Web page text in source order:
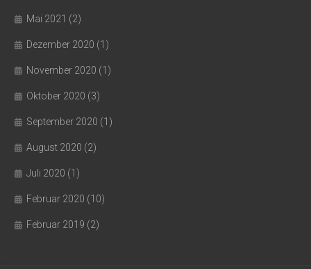
Mai 2021 (2)
Dezember 2020 (1)
November 2020 (1)
Oktober 2020 (3)
September 2020 (1)
August 2020 (2)
Juli 2020 (1)
Februar 2020 (10)
Februar 2019 (2)